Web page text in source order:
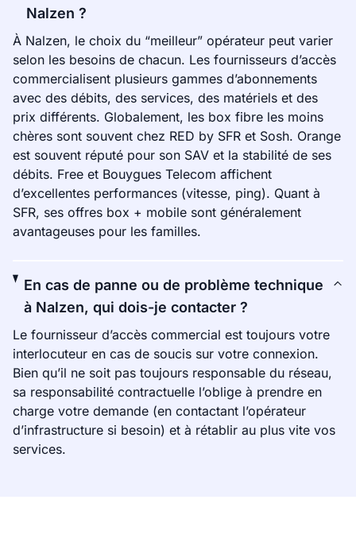
Nalzen ?
À Nalzen, le choix du “meilleur” opérateur peut varier
selon les besoins de chacun. Les fournisseurs d’accès
commercialisent plusieurs gammes d’abonnements
avec des débits, des services, des matériels et des
prix différents. Globalement, les box fibre les moins
chères sont souvent chez RED by SFR et Sosh. Orange
est souvent réputé pour son SAV et la stabilité de ses
débits. Free et Bouygues Telecom affichent
d’excellentes performances (vitesse, ping). Quant à
SFR, ses offres box + mobile sont généralement
avantageuses pour les familles.
En cas de panne ou de problème technique
à Nalzen, qui dois-je contacter ?
Le fournisseur d’accès commercial est toujours votre
interlocuteur en cas de soucis sur votre connexion.
Bien qu’il ne soit pas toujours responsable du réseau,
sa responsabilité contractuelle l’oblige à prendre en
charge votre demande (en contactant l’opérateur
d’infrastructure si besoin) et à rétablir au plus vite vos
services.